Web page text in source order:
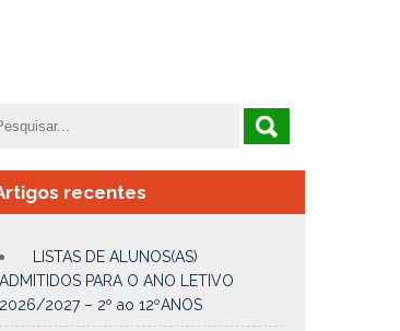
recentes
LISTAS DE ALUNOS(AS)
ADMITIDOS PARA O ANO LETIVO
2026/2027 – 2º ao 12ºANOS